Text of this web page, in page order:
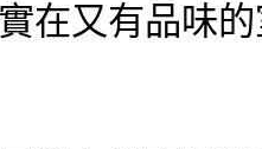
在又有品味